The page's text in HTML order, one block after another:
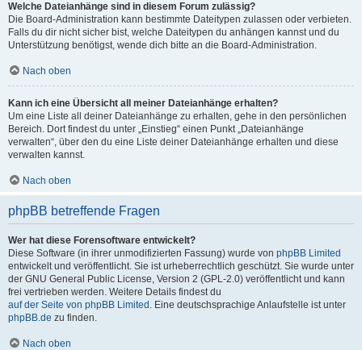
Welche Dateianhänge sind in diesem Forum zulässig?
Die Board-Administration kann bestimmte Dateitypen zulassen oder verbieten.
Falls du dir nicht sicher bist, welche Dateitypen du anhängen kannst und du
Unterstützung benötigst, wende dich bitte an die Board-Administration.
Nach oben
Kann ich eine Übersicht all meiner Dateianhänge erhalten?
Um eine Liste all deiner Dateianhänge zu erhalten, gehe in den persönlichen
Bereich. Dort findest du unter „Einstieg“ einen Punkt „Dateianhänge
verwalten“, über den du eine Liste deiner Dateianhänge erhalten und diese
verwalten kannst.
Nach oben
phpBB betreffende Fragen
Wer hat diese Forensoftware entwickelt?
Diese Software (in ihrer unmodifizierten Fassung) wurde von phpBB Limited
entwickelt und veröffentlicht. Sie ist urheberrechtlich geschützt. Sie wurde unter
der GNU General Public License, Version 2 (GPL-2.0) veröffentlicht und kann
frei vertrieben werden. Weitere Details findest du
auf der Seite von phpBB Limited . Eine deutschsprachige Anlaufstelle ist unter
phpBB.de zu finden.
Nach oben